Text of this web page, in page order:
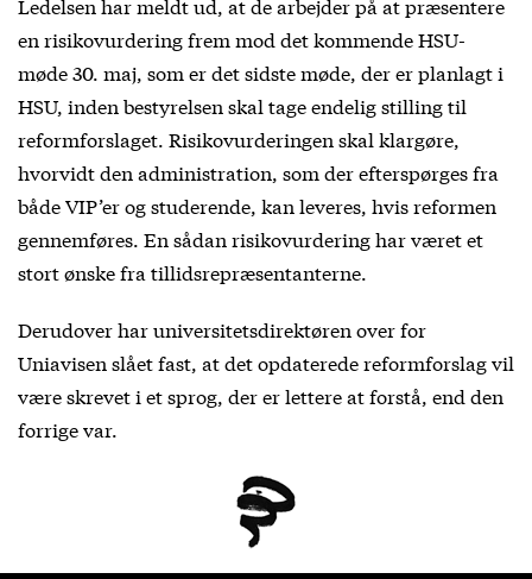
Ledelsen har meldt ud, at de arbejder på at præsentere
en risikovurdering frem mod det kommende HSU-
møde 30. maj, som er det sidste møde, der er planlagt i
HSU, inden bestyrelsen skal tage endelig stilling til
reformforslaget. Risikovurderingen skal klargøre,
hvorvidt den administration, som der efterspørges fra
både VIP’er og studerende, kan leveres, hvis reformen
gennemføres. En sådan risikovurdering har været et
stort ønske fra tillidsrepræsentanterne.
Derudover har universitetsdirektøren over for
Uniavisen slået fast, at det opdaterede reformforslag vil
være skrevet i et sprog, der er lettere at forstå, end den
forrige var.